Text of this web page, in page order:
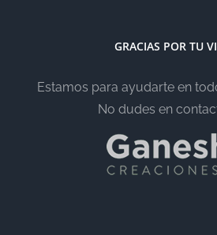
GRACIAS POR TU
Estamos para ayudarte en
No dudes en